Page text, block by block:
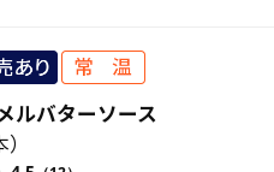
ルバターソース